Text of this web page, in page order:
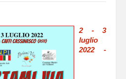
2 - 3
luglio
2022 -